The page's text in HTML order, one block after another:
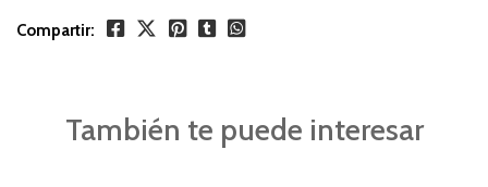
Compartir:
También te puede interesar